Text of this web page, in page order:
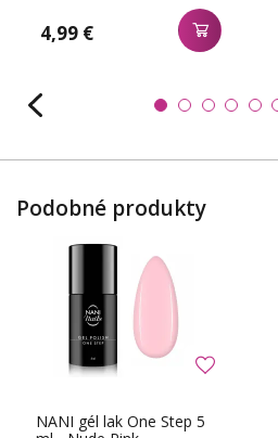
4,99 €
Podobné produkty
NANI gél lak One Step 5